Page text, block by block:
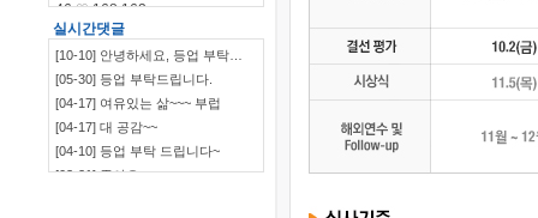
46.♡.168.162
46.♡.168.144
46.♡.168.140
115.♡.135.198
46.♡.168.139
실시간댓글
[10-10] 안녕하세요, 등업 부탁…
[05-30] 등업 부탁드립니다.
[04-17] 여유있는 삶~~~ 부럽
[04-17] 대 공감~~
[04-10] 등업 부탁 드립니다~
[03-21] 좋아요